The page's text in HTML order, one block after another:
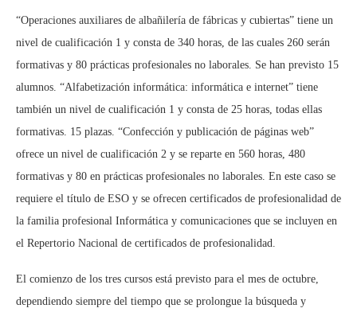
“Operaciones auxiliares de albañilería de fábricas y cubiertas” tiene un
nivel de cualificación 1 y consta de 340 horas, de las cuales 260 serán
formativas y 80 prácticas profesionales no laborales. Se han previsto 15
alumnos. “Alfabetización informática: informática e internet” tiene
también un nivel de cualificación 1 y consta de 25 horas, todas ellas
formativas. 15 plazas. “Confección y publicación de páginas web”
ofrece un nivel de cualificación 2 y se reparte en 560 horas, 480
formativas y 80 en prácticas profesionales no laborales. En este caso se
requiere el título de ESO y se ofrecen certificados de profesionalidad de
la familia profesional Informática y comunicaciones que se incluyen en
el Repertorio Nacional de certificados de profesionalidad.
El comienzo de los tres cursos está previsto para el mes de octubre,
dependiendo siempre del tiempo que se prolongue la búsqueda y